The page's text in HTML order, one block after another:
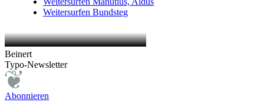
Weitersurfen Bundsteg
Beinert
Typo-Newsletter
Abonnieren